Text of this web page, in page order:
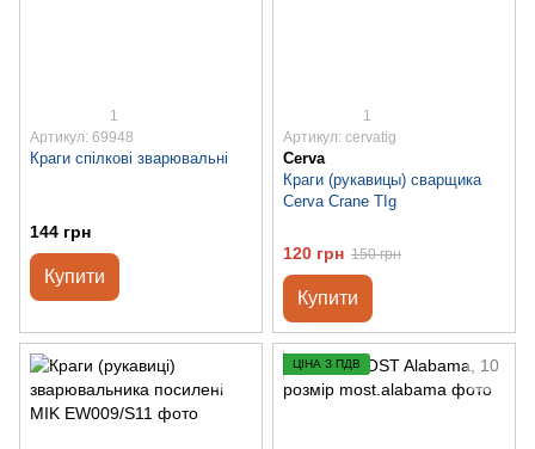
1
Артикул: 69948
Краги спілкові зварювальні
144 грн
Купити
1
Артикул: cervatig
Cerva
Краги (рукавицы) сварщика
Cerva Crane TIg
120 грн 150 грн
Купити
ЦІНА З ПДВ